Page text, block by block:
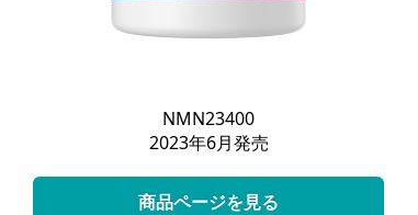
NMN23400
2023年6月発売
商品ページを見る